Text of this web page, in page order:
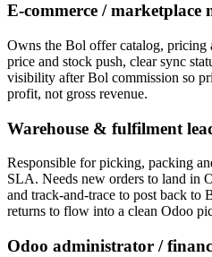
E-commerce / marketplace
Owns the Bol offer catalog, pricing
price and stock push, clear sync
visibility after Bol commission so
profit, not gross revenue.
Warehouse & fulfilment
Responsible for picking, packing
SLA. Needs new orders to land in
and track-and-trace to post back to
returns to flow into a clean Odoo
Odoo administrator /